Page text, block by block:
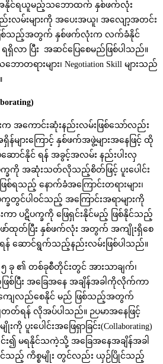
နိုင်ရယူမည့်သဘောထက် နှစ်ဖက်လုံး
မ်းများကို အပေးအယူ၊ အလျော့အတင်း
းဖြစ်သည့်အတွက် နှစ်ဖက်လုံးက လက်ခံနိုင်
လာ ပြီး အဆင်ပြေစေမည်ဖြစ်ပါသည်။
ောတရားများ၊ Negotiation Skill များသည်
င်းက အကောင်းဆုံးနည်းလမ်းဖြစ်သော်လည်း
များကြောင့် နှစ်ဖက်အဖွဲ့များအနေဖြင့် ထို
ာင်နိုင် ရန် အခွင့်အလမ်း နည်းပါးလှ
ခကို အဆုံးသတ်လိုသည့်စိတ်ဖြင့် ပူးပေါင်း
စ်ရသည့် နောက်ခံအကြောင်းတရားများ၊
ခတွင်ပါဝင်သည့် အကြောင်းအရာများကို
ကာ ပဋိပက္ခကို ဖြေရှင်းနိုင်မည့် ဖြစ်နိုင်သည့်
းဖော်ထုတ်ပြီး နှစ်ဖက်လုံး အတွက် အကျိုးရှိစေ
ေရန် ဆောင်ရွက်သည့်နည်းလမ်းဖြစ်ပါသည်။
၏ တစ်ခုစီတိုင်းတွင် အားသာချက်၊
ဖြစ်ပြီး အခြေအနေ အချိန်အခါကိုလိုက်ကာ
ကျေလည်စေနိုင် မည် ဖြစ်သည့်အတွက်
တတ်ရန် လိုအပ်ပါသည်။ ဉပမာအနေဖြင့်
းကို ပူးပေါင်းအဖြေရှာခြင်း(Collaborating)
ရှင်း၍ မရနိုင်သကဲ့သို့ အခြေအနေအချိန်အခါ
သည့် ကိစ္စမျိုး တွင်လည်း ယှဉ်ပြိုင်သည့်